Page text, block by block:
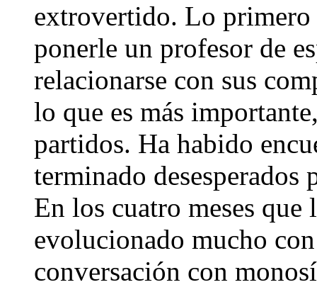
extrovertido. Lo primero
ponerle un profesor de
relacionarse con sus
lo que es más
partidos. Ha habido
terminado desesperados
En los cuatro meses
evolucionado mucho
conversación con